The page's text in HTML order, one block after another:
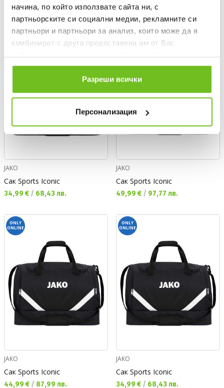
начина, по който използвате сайта ни, с
партньорските си социални медии, рекламните си
партньори и партньори за анализ, които може да я
комбинират с друга предоставена им от Вас
ползването от Ваша страна на услугите им.
Разреши всички
Персонализация
97,77 лв. 44,99 €
ONLY
ONLINE
JAKO
Сак Sports Iconic
Текуща цена:
34,99 € / 68,43 лв.
ONLY
JAKO
Сак Sports Iconic
Текуща цена:
49,99 € / 97,77 лв.
ONLY
ONLINE
JAKO
Сак Sports Iconic
Текуща цена:
44,99 € / 87,99 лв.
ONLY
ONLINE
JAKO
Сак Sports Iconic
Текуща цена:
34,99 € / 68,43 лв.